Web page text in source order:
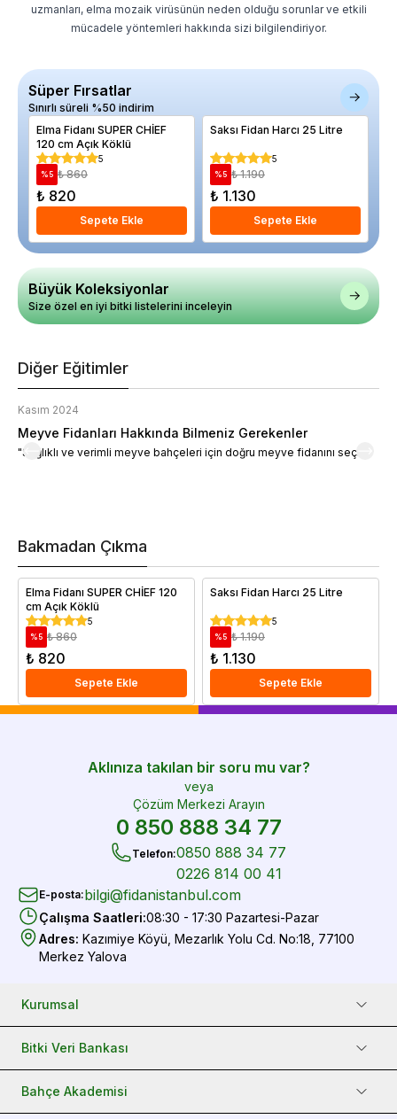
uzmanları, elma mozaik virüsünün neden olduğu sorunlar ve etkili
mücadele yöntemleri hakkında sizi bilgilendiriyor.
Süper Fırsatlar
Sınırlı süreli %50 indirim
Elma Fidanı SUPER CHİEF
120 cm Açık Köklü
5
% 5 ₺ 860
₺ 820
Sepete Ekle
Saksı Fidan Harcı 25 Litre
5
% 5 ₺ 1.190
₺ 1.130
Sepete Ekle
Büyük Koleksiyonlar
Size özel en iyi bitki listelerini inceleyin
Diğer Eğitimler
Kasım 2024
Meyve Fidanları Hakkında Bilmeniz Gerekenler
"Sağlıklı ve verimli meyve bahçeleri için doğru meyve fidanını seçin."
Bakmadan Çıkma
Elma Fidanı SUPER CHİEF 120
cm Açık Köklü
5
% 5 ₺ 860
₺ 820
Sepete Ekle
Saksı Fidan Harcı 25 Litre
5
% 5 ₺ 1.190
₺ 1.130
Sepete Ekle
Aklınıza takılan bir soru mu var?
veya
Çözüm Merkezi Arayın
0 850 888 34 77
Telefon:0850 888 34 77
0226 814 00 41
E-posta:bilgi@fidanistanbul.com
Çalışma Saatleri:08:30 - 17:30 Pazartesi-Pazar
Adres: Kazımiye Köyü, Mezarlık Yolu Cd. No:18, 77100
Merkez Yalova
Kurumsal
Bitki Veri Bankası
Bahçe Akademisi